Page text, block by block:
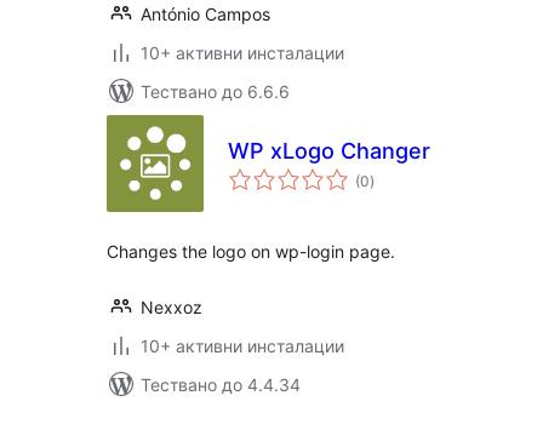
António Campos
10+ активни инсталации
Тествано до 6.6.6
WP xLogo Changer
(0общо
оценки
)
Changes the logo on wp-login page.
Nexxoz
10+ активни инсталации
Тествано до 4.4.34